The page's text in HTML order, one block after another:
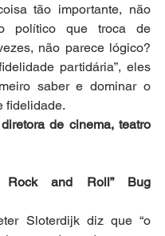
tão importante, não
político que troca de
não parece lógico?
partidária”, eles
saber e dominar o
fidelidade.
de cinema, teatro
Rock and Roll” Bug
Sloterdijk diz que “o